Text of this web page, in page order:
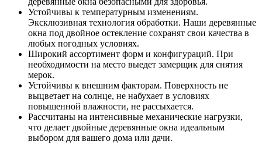
Устойчивы к температурным изменениям.
Эксклюзивная технология обработки. Наши деревянные
окна под двойное остекление сохранят свои качества в
любых погодных условиях.
Широкий ассортимент форм и конфигураций. При
необходимости на место выедет замерщик для снятия
мерок.
Устойчивы к внешним факторам. Поверхность не
выцветает на солнце, не набухает в условиях
повышенной влажности, не рассыхается.
Рассчитаны на интенсивные механические нагрузки,
что делает двойные деревянные окна идеальным
выбором для вашего дома или дачи.